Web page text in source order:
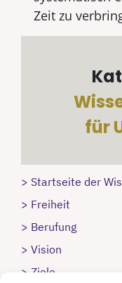
Zeit zu
für
> Startseite der
> Freiheit
> Berufung
> Vision
> Ziele